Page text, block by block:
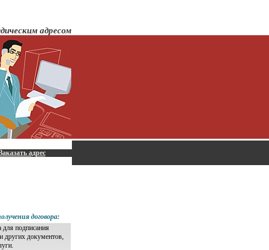
адресом
адрес
договора:
для подписания
других документов,